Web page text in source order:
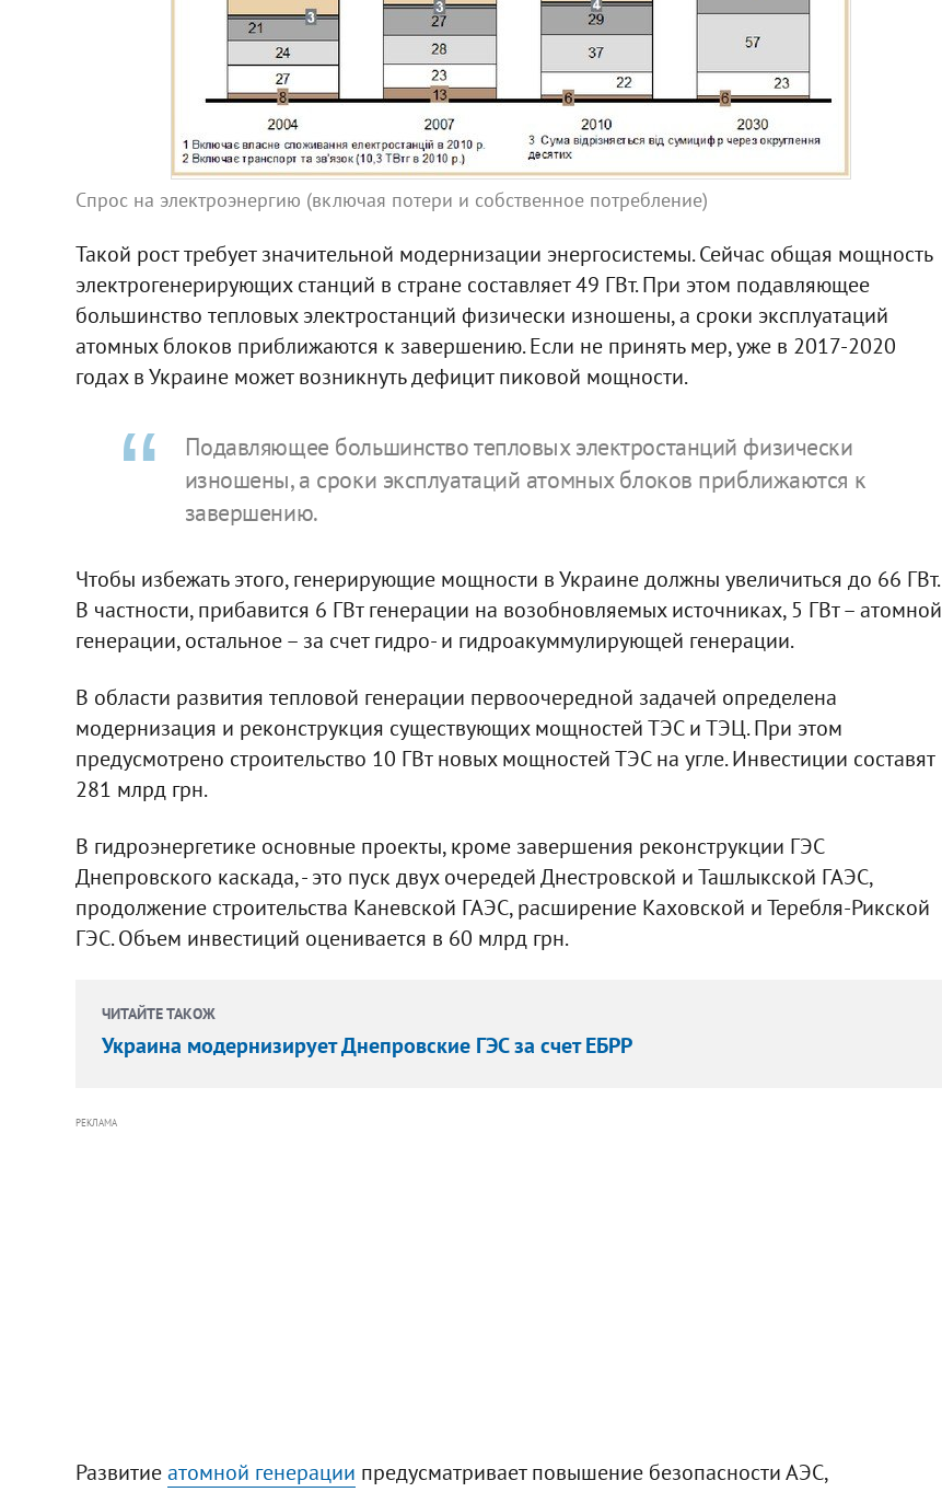
Спрос на электроэнергию (включая потери и собственное потребление)
Такой рост требует значительной модернизации энергосистемы. Сейчас общая мощность
электрогенерирующих станций в стране составляет 49 ГВт. При этом подавляющее
большинство тепловых электростанций физически изношены, а сроки эксплуатаций
атомных блоков приближаются к завершению. Если не принять мер, уже в 2017-2020
годах в Украине может возникнуть дефицит пиковой мощности.
Подавляющее большинство тепловых электростанций физически
изношены, а сроки эксплуатаций атомных блоков приближаются к
завершению.
Чтобы избежать этого, генерирующие мощности в Украине должны увеличиться до 66 ГВт.
В частности, прибавится 6 ГВт генерации на возобновляемых источниках, 5 ГВт – атомной
генерации, остальное – за счет гидро- и гидроакуммулирующей генерации.
В области развития тепловой генерации первоочередной задачей определена
модернизация и реконструкция существующих мощностей ТЭС и ТЭЦ. При этом
предусмотрено строительство 10 ГВт новых мощностей ТЭС на угле. Инвестиции составят
281 млрд грн.
В гидроэнергетике основные проекты, кроме завершения реконструкции ГЭС
Днепровского каскада, - это пуск двух очередей Днестровской и Ташлыкской ГАЭС,
продолжение строительства Каневской ГАЭС, расширение Каховской и Теребля-Рикской
ГЭС. Объем инвестиций оценивается в 60 млрд грн.
ЧИТАЙТЕ ТАКОЖ
Украина модернизирует Днепровские ГЭС за счет ЕБРР
РЕКЛАМА
Развитиеатомной генерации предусматривает повышение безопасности АЭС,